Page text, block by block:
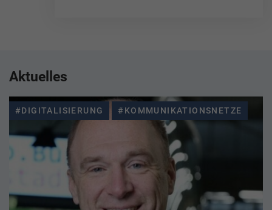
Aktuelles
#DIGITALISIERUNG #KOMMUNIKATIONSNETZE